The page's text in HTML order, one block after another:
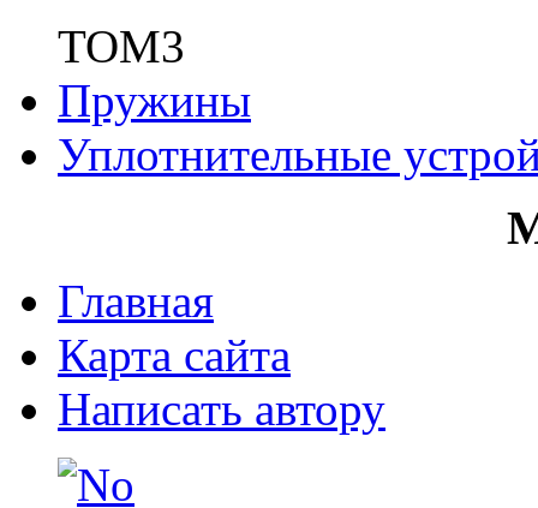
ТОМ3
Пружины
Уплотнительные
Главная
Карта сайта
Написать автору